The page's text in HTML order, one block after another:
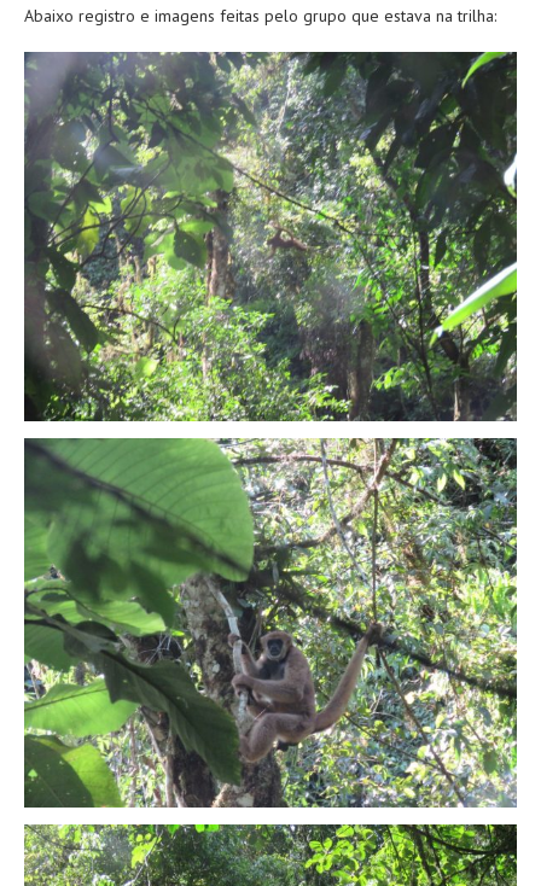
Abaixo registro e imagens feitas pelo grupo que estava na trilha: